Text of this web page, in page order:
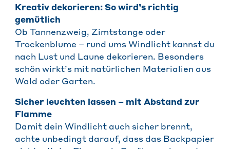
Kreativ dekorieren: So wird’s richtig
gemütlich
Ob Tannenzweig, Zimtstange oder
Trockenblume – rund ums Windlicht kannst du
nach Lust und Laune dekorieren. Besonders
schön wirkt’s mit natürlichen Materialien aus
Wald oder Garten.
Sicher leuchten lassen – mit Abstand zur
Flamme
Damit dein Windlicht auch sicher brennt,
achte unbedingt darauf, dass das Backpapier